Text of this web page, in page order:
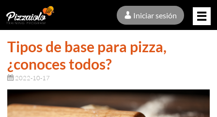
Iniciar sesión
Tipos de base para pizza,
¿conoces todos?
2022-10-17